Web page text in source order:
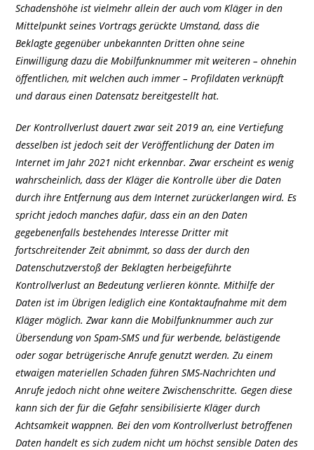
Schadenshöhe ist vielmehr allein der auch vom Kläger in den
Mittelpunkt seines Vortrags gerückte Umstand, dass die
Beklagte gegenüber unbekannten Dritten ohne seine
Einwilligung dazu die Mobilfunknummer mit weiteren – ohnehin
öffentlichen, mit welchen auch immer – Profildaten verknüpft
und daraus einen Datensatz bereitgestellt hat.
Der Kontrollverlust dauert zwar seit 2019 an, eine Vertiefung
desselben ist jedoch seit der Veröffentlichung der Daten im
Internet im Jahr 2021 nicht erkennbar. Zwar erscheint es wenig
wahrscheinlich, dass der Kläger die Kontrolle über die Daten
durch ihre Entfernung aus dem Internet zurückerlangen wird. Es
spricht jedoch manches dafür, dass ein an den Daten
gegebenenfalls bestehendes Interesse Dritter mit
fortschreitender Zeit abnimmt, so dass der durch den
Datenschutzverstoß der Beklagten herbeigeführte
Kontrollverlust an Bedeutung verlieren könnte. Mithilfe der
Daten ist im Übrigen lediglich eine Kontaktaufnahme mit dem
Kläger möglich. Zwar kann die Mobilfunknummer auch zur
Übersendung von Spam-SMS und für werbende, belästigende
oder sogar betrügerische Anrufe genutzt werden. Zu einem
etwaigen materiellen Schaden führen SMS-Nachrichten und
Anrufe jedoch nicht ohne weitere Zwischenschritte. Gegen diese
kann sich der für die Gefahr sensibilisierte Kläger durch
Achtsamkeit wappnen. Bei den vom Kontrollverlust betroffenen
Daten handelt es sich zudem nicht um höchst sensible Daten des